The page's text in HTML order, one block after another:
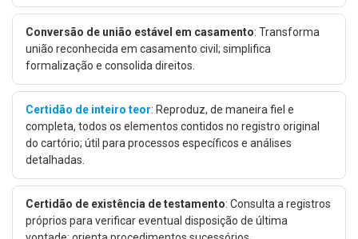
Conversão de união estável em casamento: Transforma
união reconhecida em casamento civil; simplifica
formalização e consolida direitos.
Certidão de inteiro teor: Reproduz, de maneira fiel e
completa, todos os elementos contidos no registro original
do cartório; útil para processos específicos e análises
detalhadas.
Certidão de existência de testamento: Consulta a registros
próprios para verificar eventual disposição de última